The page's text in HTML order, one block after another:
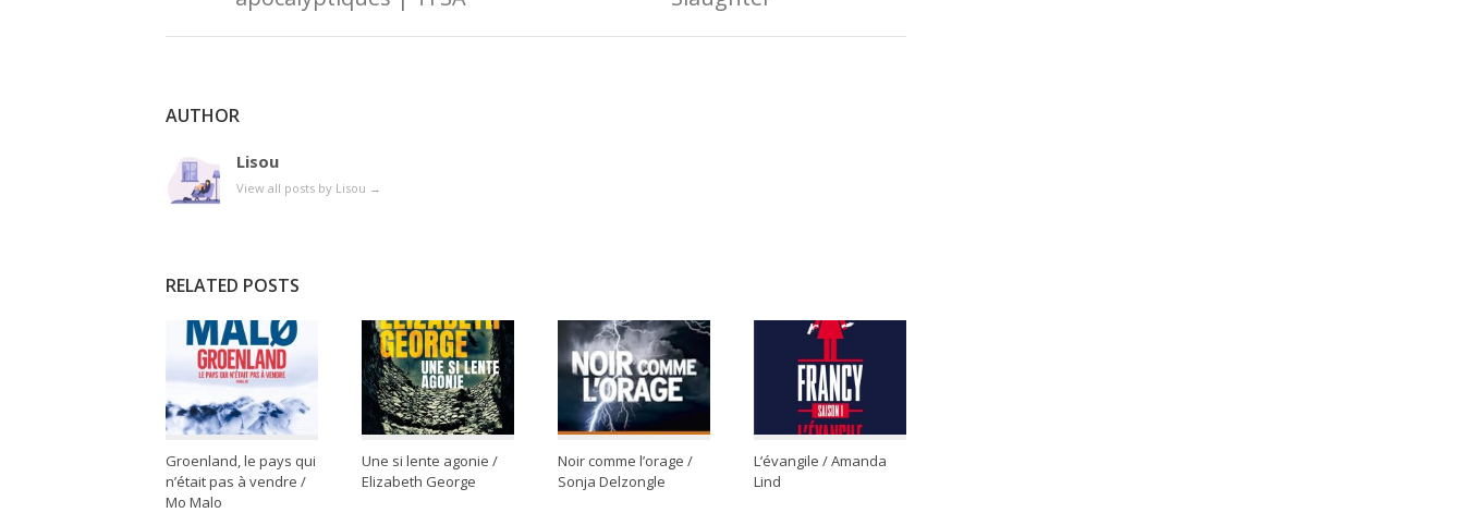
AUTHOR
Lisou
View all posts by Lisou →
RELATED POSTS
Groenland, le pays qui
n’était pas à vendre /
Mo Malo
Une si lente agonie /
Elizabeth George
Noir comme l’orage /
Sonja Delzongle
L’évangile / Amanda
Lind